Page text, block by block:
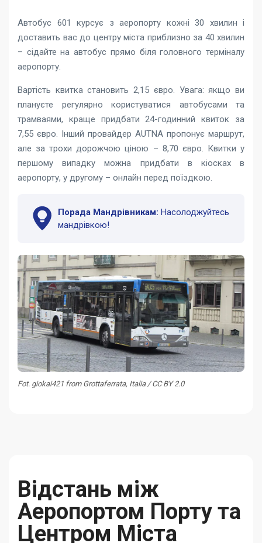
Автобус 601 курсує з аеропорту кожні 30 хвилин і
доставить вас до центру міста приблизно за 40 хвилин
– сідайте на автобус прямо біля головного терміналу
аеропорту.
Вартість квитка становить 2,15 євро. Увага: якщо ви
плануєте регулярно користуватися автобусами та
трамваями, краще придбати 24-годинний квиток за
7,55 євро. Інший провайдер AUTNA пропонує маршрут,
але за трохи дорожчою ціною – 8,70 євро. Квитки у
першому випадку можна придбати в кіосках в
аеропорту, у другому – онлайн перед поїздкою.
Порада Мандрівникам: Насолоджуйтесь
мандрівкою!
Fot. giokai421 from Grottaferrata, Italia / CC BY 2.0
Відстань між
Аеропортом Порту та
Центром Міста